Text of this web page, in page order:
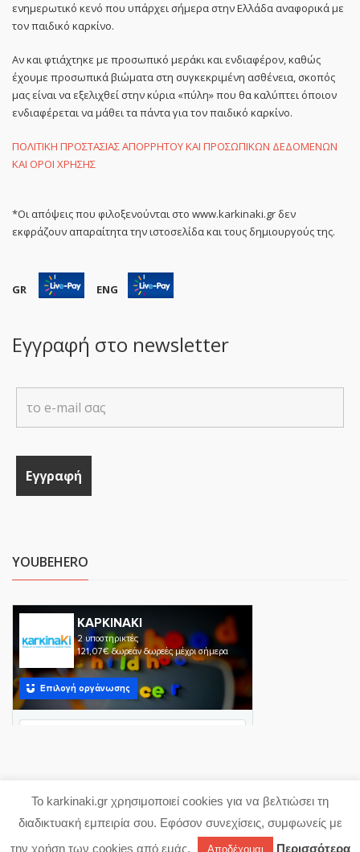
ενημερωτικό κενό που υπάρχει σήμερα στην Ελλάδα αναφορικά με
τον παιδικό καρκίνο.
Αν και φτιάχτηκε με προσωπικό μεράκι και ενδιαφέρον, καθώς
έχουμε προσωπικά βιώματα στη συγκεκριμένη ασθένεια, σκοπός
μας είναι να εξελιχθεί στην κύρια «πύλη» που θα καλύπτει όποιον
ενδιαφέρεται να μάθει τα πάντα για τον παιδικό καρκίνο.
ΠΟΛΙΤΙΚΗ ΠΡΟΣΤΑΣΙΑΣ ΑΠΟΡΡΗΤΟΥ ΚΑΙ ΠΡΟΣΩΠΙΚΩΝ ΔΕΔΟΜΕΝΩΝ
ΚΑΙ ΟΡΟΙ ΧΡΗΣΗΣ
*Οι απόψεις που φιλοξενούνται στο www.karkinaki.gr δεν
εκφράζουν απαραίτητα την ιστοσελίδα και τους δημιουργούς της.
GR ENG
Εγγραφή στο newsletter
YOUBEHERO
Copyright 2023 karkinaki.gr
Powered with ♥ byproDigi
Το karkinaki.gr χρησιμοποιεί cookies για να βελτιώσει τη
διαδικτυακή εμπειρία σου. Εφόσον συνεχίσεις, συμφωνείς με
την χρήση των cookies από εμάς.
Αποδέχομαι Περισσότερα